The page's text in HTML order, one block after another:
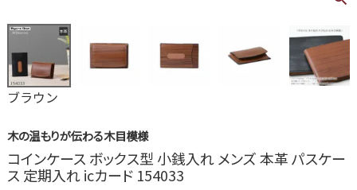
ブラウン
木の温もりが伝わる木目模様
コインケース ボックス型 小銭入れ メンズ 本革 パスケー
ス 定期入れ icカード 154033